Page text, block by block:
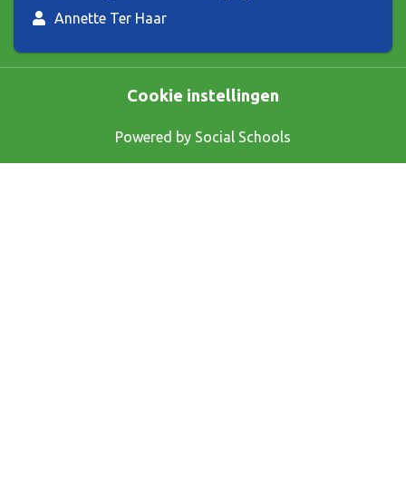
Annette Ter Haar
Cookie instellingen
Powered by Social Schools